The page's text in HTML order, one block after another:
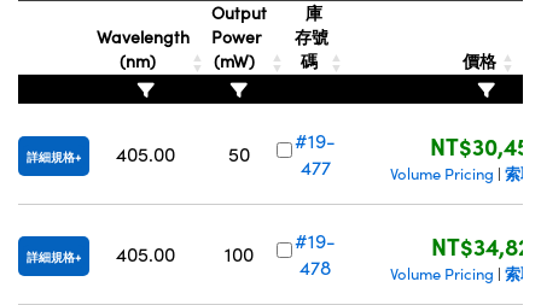
Wavelength
(nm)
Output
Power
(mW)
庫
存號
碼
價格
詳細規格 405.00 50
#19-
477
Volume Pricing | 索取
詳細規格 405.00 100
#19-
478
Volume Pricing | 索取